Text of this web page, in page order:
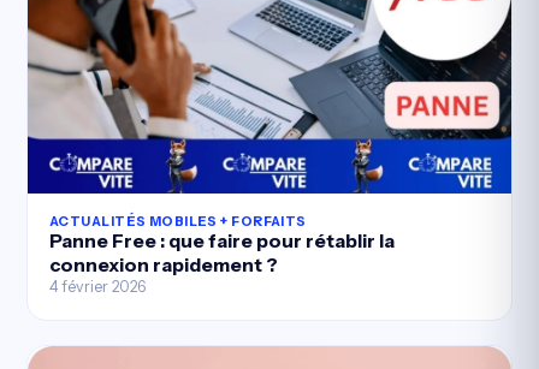
ACTUALITÉS MOBILES + FORFAITS
Panne Free : que faire pour rétablir la
connexion rapidement ?
4 février 2026